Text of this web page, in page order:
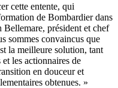
cette entente, qui
de Bombardier dans
Bellemare, président et chef
sommes convaincus que
la meilleure solution, tant
les actionnaires de
en douceur et
obtenues. »